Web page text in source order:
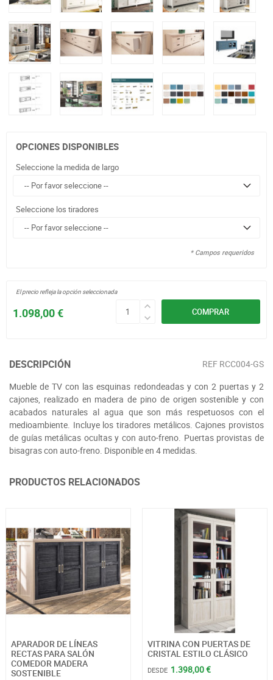
OPCIONES DISPONIBLES
Seleccione la medida de largo
Seleccione los tiradores
* Campos requeridos
COMPRAR
1.098,00 €
El precio refleja la opción seleccionada
DESCRIPCIÓN REF RCC004-GS
Mueble de TV con las esquinas redondeadas y con 2 puertas y 2
cajones, realizado en madera de pino de origen sostenible y con
acabados naturales al agua que son más respetuosos con el
medioambiente. Incluye los tiradores metálicos. Cajones provistos
de guías metálicas ocultas y con auto-freno. Puertas provistas de
bisagras con auto-freno. Disponible en 4 medidas.
PRODUCTOS RELACIONADOS
APARADOR DE LÍNEAS
RECTAS PARA SALÓN
COMEDOR MADERA
SOSTENIBLE
VITRINA CON PUERTAS DE
CRISTAL ESTILO CLÁSICO
DESDE 1.398,00 €